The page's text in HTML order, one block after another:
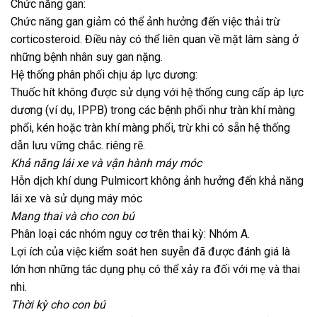
Chức năng gan:
Chức năng gan giảm có thể ảnh hưởng đến việc thải trừ
corticosteroid. Điều này có thể liên quan về mặt lâm sàng ở
những bệnh nhân suy gan nặng.
Hệ thống phân phối chịu áp lực dương:
Thuốc hít không được sử dụng với hệ thống cung cấp áp lực
dương (ví dụ, IPPB) trong các bệnh phổi như tràn khí màng
phổi, kén hoặc tràn khí màng phổi, trừ khi có sẵn hệ thống
dẫn lưu vững chắc. riêng rẽ.
Khả năng lái xe và vận hành máy móc
Hỗn dịch khí dung Pulmicort không ảnh hưởng đến khả năng
lái xe và sử dụng máy móc
Mang thai và cho con bú
Phân loại các nhóm nguy cơ trên thai kỳ: Nhóm A.
Lợi ích của việc kiểm soát hen suyễn đã được đánh giá là
lớn hơn những tác dụng phụ có thể xảy ra đối với mẹ và thai
nhi.
Thời kỳ cho con bú